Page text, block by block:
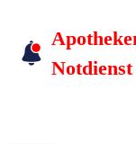
content
Notdienst